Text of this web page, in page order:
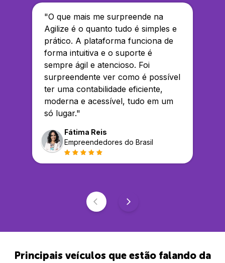
"O que mais me surpreende na
Agilize é o quanto tudo é simples e
prático. A plataforma funciona de
forma intuitiva e o suporte é
sempre ágil e atencioso. Foi
surpreendente ver como é possível
ter uma contabilidade eficiente,
moderna e acessível, tudo em um
só lugar."
Fátima Reis
Empreendedores do Brasil
Principais veículos que estão falando da